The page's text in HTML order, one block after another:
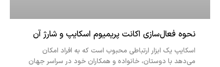
نحوه فعال‌سازی اکانت پریمیوم اسکایپ و شارژ آن
اسکایپ یک ابزار ارتباطی محبوب است که به افراد امکان
می‌دهد با دوستان، خانواده و همکاران خود در سراسر جهان